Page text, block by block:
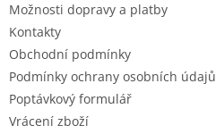
Možnosti dopravy a platby
Kontakty
Obchodní podmínky
Podmínky ochrany osobních údajů
Poptávkový formulář
Vrácení zboží